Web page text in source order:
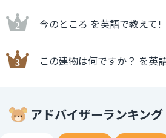
今のところ を英語で教えて!
この建物は何ですか？ を英
アドバイザーランキング